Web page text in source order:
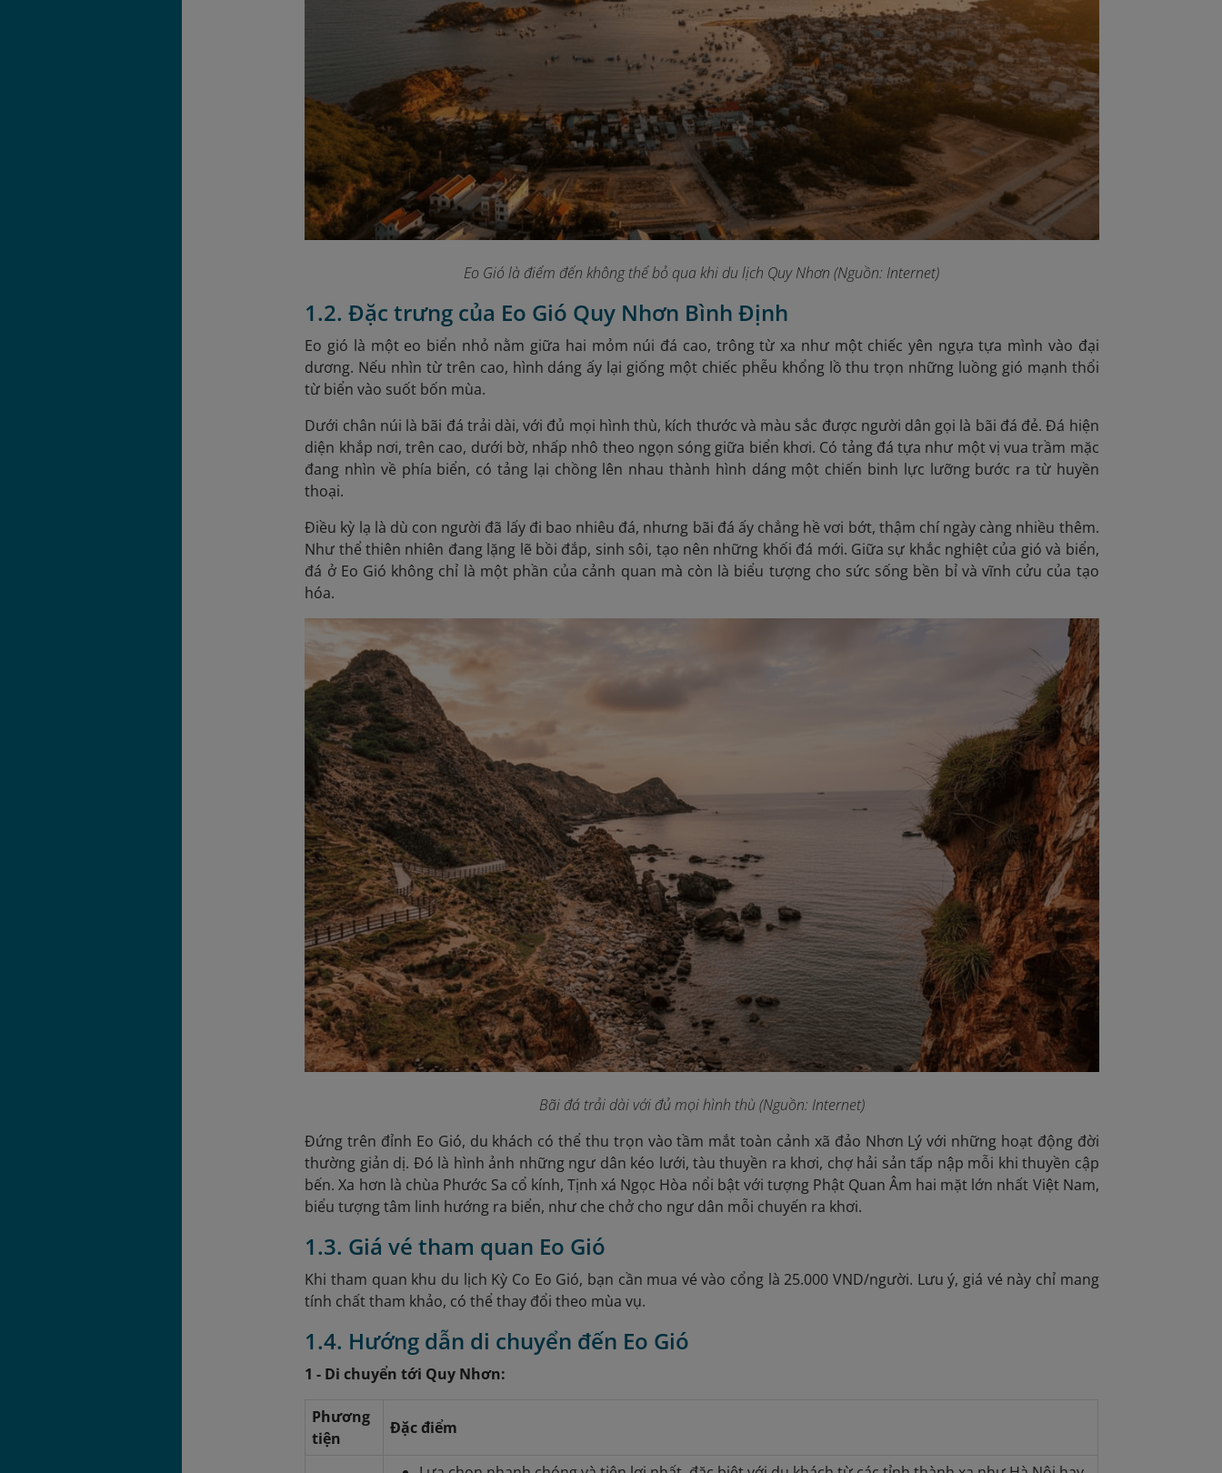
Eo Gió là điểm đến không thể bỏ qua khi du lịch Quy Nhơn (Nguồn: Internet)
1.2. Đặc trưng của Eo Gió Quy Nhơn Bình Định
Eo gió là một eo biển nhỏ nằm giữa hai mỏm núi đá cao, trông từ xa như một chiếc yên ngựa tựa mình vào đại
dương. Nếu nhìn từ trên cao, hình dáng ấy lại giống một chiếc phễu khổng lồ thu trọn những luồng gió mạnh thổi
từ biển vào suốt bốn mùa.
Dưới chân núi là bãi đá trải dài, với đủ mọi hình thù, kích thước và màu sắc được người dân gọi là bãi đá đẻ. Đá hiện
diện khắp nơi, trên cao, dưới bờ, nhấp nhô theo ngọn sóng giữa biển khơi. Có tảng đá tựa như một vị vua trầm mặc
đang nhìn về phía biển, có tảng lại chồng lên nhau thành hình dáng một chiến binh lực lưỡng bước ra từ huyền
thoại.
Điều kỳ lạ là dù con người đã lấy đi bao nhiêu đá, nhưng bãi đá ấy chẳng hề vơi bớt, thậm chí ngày càng nhiều thêm.
Như thể thiên nhiên đang lặng lẽ bồi đắp, sinh sôi, tạo nên những khối đá mới. Giữa sự khắc nghiệt của gió và biển,
đá ở Eo Gió không chỉ là một phần của cảnh quan mà còn là biểu tượng cho sức sống bền bỉ và vĩnh cửu của tạo
hóa.
Bãi đá trải dài với đủ mọi hình thù (Nguồn: Internet)
Đứng trên đỉnh Eo Gió, du khách có thể thu trọn vào tầm mắt toàn cảnh xã đảo Nhơn Lý với những hoạt động đời
thường giản dị. Đó là hình ảnh những ngư dân kéo lưới, tàu thuyền ra khơi, chợ hải sản tấp nập mỗi khi thuyền cập
bến. Xa hơn là chùa Phước Sa cổ kính, Tịnh xá Ngọc Hòa nổi bật với tượng Phật Quan Âm hai mặt lớn nhất Việt Nam,
biểu tượng tâm linh hướng ra biển, như che chở cho ngư dân mỗi chuyến ra khơi.
1.3. Giá vé tham quan Eo Gió
Khi tham quan khu du lịch Kỳ Co Eo Gió, bạn cần mua vé vào cổng là 25.000 VND/người. Lưu ý, giá vé này chỉ mang
tính chất tham khảo, có thể thay đổi theo mùa vụ.
1.4. Hướng dẫn di chuyển đến Eo Gió
1 - Di chuyển tới Quy Nhơn:
Phương
tiện
Đặc điểm